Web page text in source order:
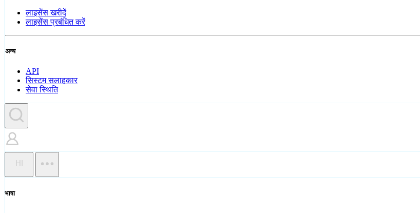
लाइसेंस खरीदें
लाइसेंस प्रबंधित करें
अन्य
API
सिस्टम सलाहकार
सेवा स्थिति
HI
भाषा